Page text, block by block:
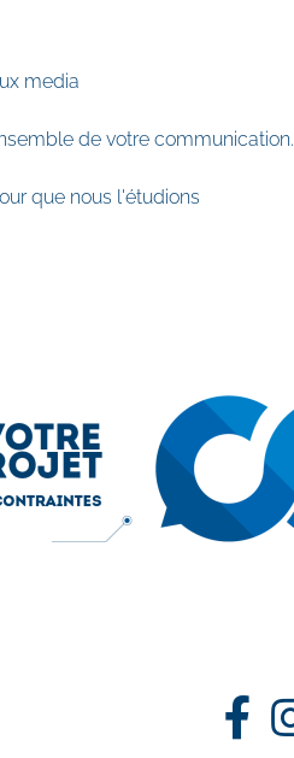
media
de votre communication.
que nous l'étudions